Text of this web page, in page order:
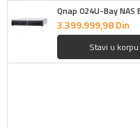
Qnap 024U-Bay
3.399.999,98Din
Stavi u korpu